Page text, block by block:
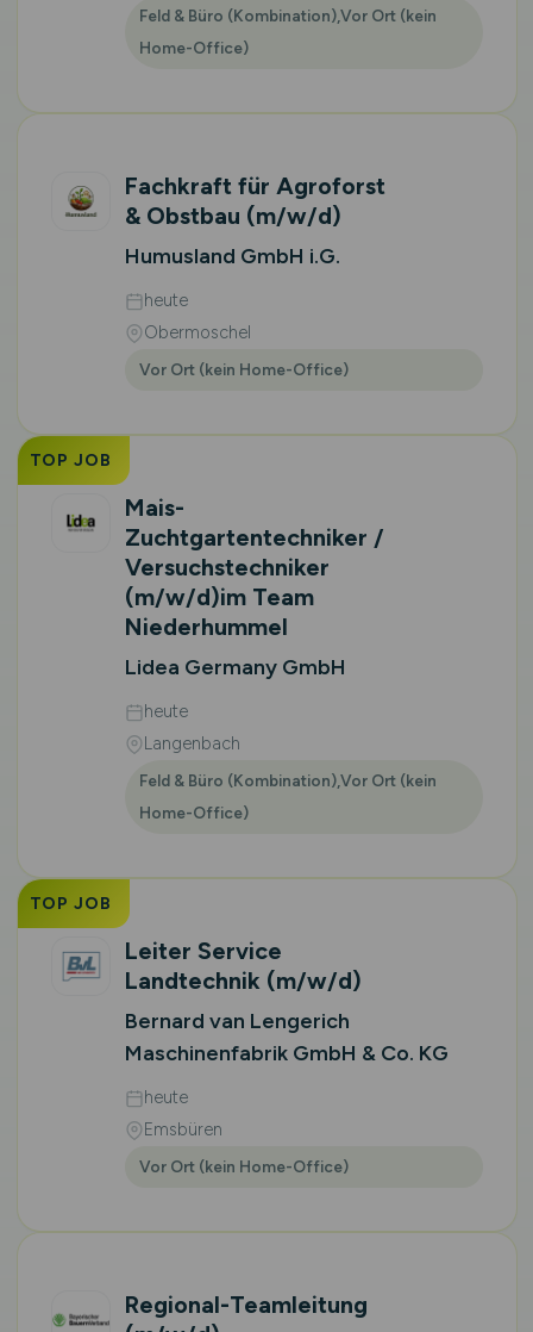
Feld & Büro (Kombination),Vor Ort (kein
Home-Office)
Fachkraft für Agroforst
& Obstbau (m/w/d)
Humusland GmbH i.G.
heute
Obermoschel
Vor Ort (kein Home-Office)
TOP JOB
Mais-
Zuchtgartentechniker /
Versuchstechniker
(m/w/d)im Team
Niederhummel
Lidea Germany GmbH
heute
Langenbach
Feld & Büro (Kombination),Vor Ort (kein
Home-Office)
TOP JOB
Leiter Service
Landtechnik (m/w/d)
Bernard van Lengerich
Maschinenfabrik GmbH & Co. KG
heute
Emsbüren
Vor Ort (kein Home-Office)
Regional-Teamleitung